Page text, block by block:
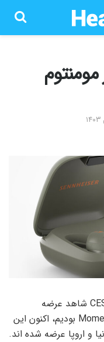
در حالی که مدتی پیش در رویداد CES 2024 شاهد عرضه
ایربادهای بی سیم سنهایزر Momentum Sport بودیم، اکنون این
و اروپا عرضه شده اند.